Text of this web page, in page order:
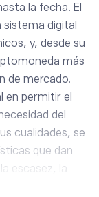
31.20
1.23%
la fecha. El
digital
y, desde su
más
de mercado.
en permitir el
del
cualidades, se
que dan
escasez, la